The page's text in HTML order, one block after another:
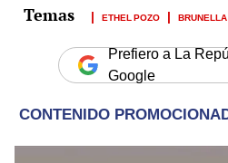
ETHEL POZO
Prefiero a La
Google